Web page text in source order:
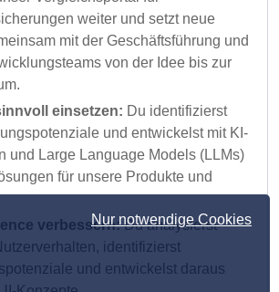
Nur notwendige Cookies
weiter und setzt neue
mit der Geschäftsführung und
von der Idee bis zur
einsetzen: Du identifizierst
und entwickelst mit KI-
und Large Language Models (LLMs)
für unsere Produkte und
verbessern:Du analysierst
identifizierst
und entwickelst daraus